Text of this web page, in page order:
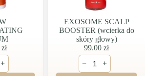
zł
+
EXOSOME SCALP
BOOSTER (wcierka do
skóry głowy)
99.00 zł
ilość
EXOSOME
− +